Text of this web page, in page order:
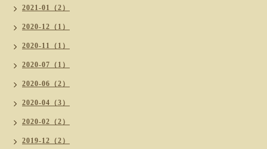
2021-01（2）
2020-12（1）
2020-11（1）
2020-07（1）
2020-06（2）
2020-04（3）
2020-02（2）
2019-12（2）